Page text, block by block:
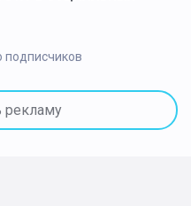
подписчиков
рекламу